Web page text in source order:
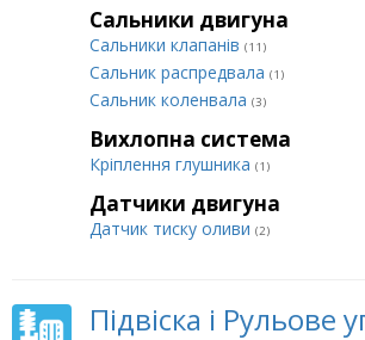
Сальники двигуна
Сальники клапанів (11)
Сальник распредвала (1)
Сальник коленвала (3)
Вихлопна система
Кріплення глушника (1)
Датчики двигуна
Датчик тиску оливи (2)
Підвіска і Рульове